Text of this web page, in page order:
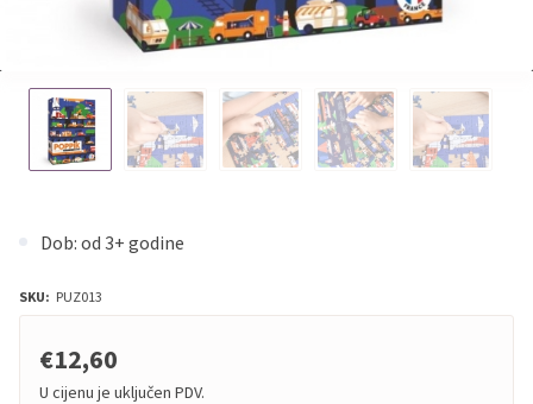
Dob: od 3+ godine
SKU: PUZ013
€12,60
U cijenu je uključen PDV.